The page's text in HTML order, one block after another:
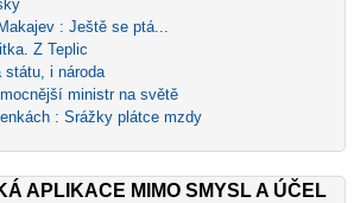
: Ještě se ptá...
Z Teplic
i národa
ministr na světě
: Srážky plátce mzdy
APLIKACE MIMO SMYSL A ÚČEL